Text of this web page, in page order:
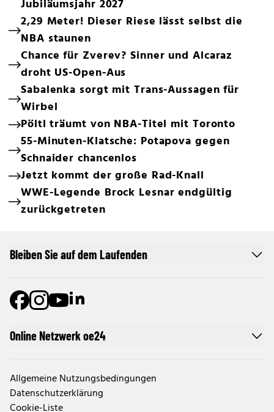
Jubiläumsjahr 2027
2,29 Meter! Dieser Riese lässt selbst die
NBA staunen
Chance für Zverev? Sinner und Alcaraz
droht US-Open-Aus
Sabalenka sorgt mit Trans-Aussagen für
Wirbel
Pöltl träumt von NBA-Titel mit Toronto
55-Minuten-Klatsche: Potapova gegen
Schnaider chancenlos
Jetzt kommt der große Rad-Knall
WWE-Legende Brock Lesnar endgültig
zurückgetreten
Online Netzwerk oe24
Allgemeine Nutzungsbedingungen
Datenschutzerklärung
Cookie-Liste
Bleiben Sie auf dem Laufenden